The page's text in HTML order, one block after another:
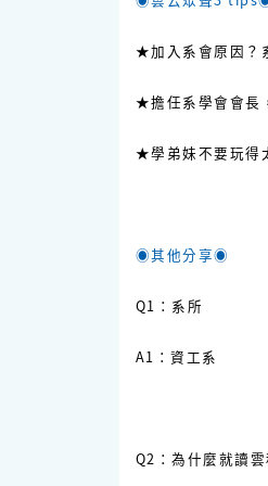
★加入系會原因？
★擔任系學會會長
★學弟妹不要玩得
◉其他分享◉
Q1：系所
A1：資工系
Q2：為什麼就讀雲